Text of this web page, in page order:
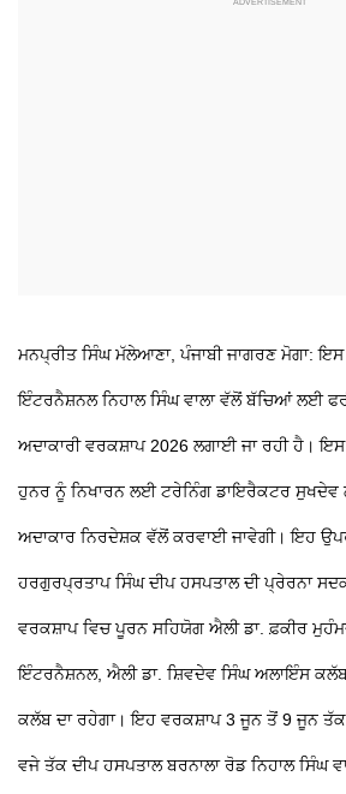
ਮਨਪ੍ਰੀਤ ਸਿੰਘ ਮੱਲੇਆਣਾ, ਪੰਜਾਬੀ ਜਾਗਰਣ ਮੋਗਾ:
ਇੰਟਰਨੈਸ਼ਨਲ ਨਿਹਾਲ ਸਿੰਘ ਵਾਲਾ ਵੱਲੋਂ ਬੱਚਿਆਂ ਲਈ
ਅਦਾਕਾਰੀ ਵਰਕਸ਼ਾਪ 2026 ਲਗਾਈ ਜਾ ਰਹੀ ਹੈ।
ਹੁਨਰ ਨੂੰ ਨਿਖਾਰਨ ਲਈ ਟਰੇਨਿੰਗ ਡਾਇਰੈਕਟਰ ਸੁਖਦੇਵ
ਅਦਾਕਾਰ ਨਿਰਦੇਸ਼ਕ ਵੱਲੋਂ ਕਰਵਾਈ ਜਾਵੇਗੀ। ਇਹ
ਹਰਗੁਰਪ੍ਰਤਾਪ ਸਿੰਘ ਦੀਪ ਹਸਪਤਾਲ ਦੀ ਪ੍ਰੇਰਨਾ
ਵਰਕਸ਼ਾਪ ਵਿਚ ਪੂਰਨ ਸਹਿਯੋਗ ਐਲੀ ਡਾ. ਫ਼ਕੀਰ
ਇੰਟਰਨੈਸ਼ਨਲ, ਐਲੀ ਡਾ. ਸ਼ਿਵਦੇਵ ਸਿੰਘ ਅਲਾਇੰਸ
ਕਲੱਬ ਦਾ ਰਹੇਗਾ। ਇਹ ਵਰਕਸ਼ਾਪ 3 ਜੂਨ ਤੋਂ 9 ਜੂਨ
ਵਜੇ ਤੱਕ ਦੀਪ ਹਸਪਤਾਲ ਬਰਨਾਲਾ ਰੋਡ ਨਿਹਾਲ ਸਿੰਘ